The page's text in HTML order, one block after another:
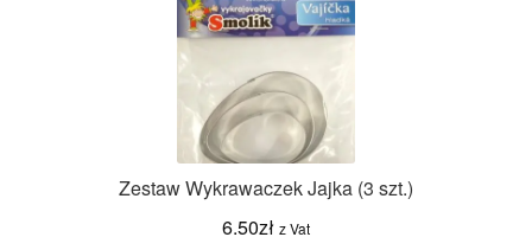
Zestaw Wykrawaczek Jajka (3 szt.)
6.50zł z Vat